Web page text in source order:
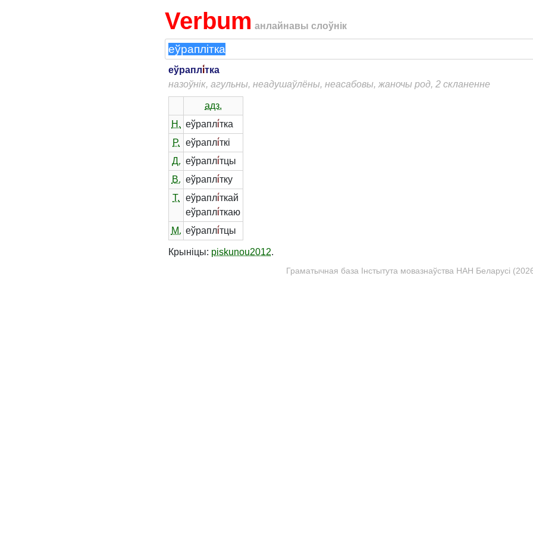
Verbum анлайнавы слоўнік
еўраплі́тка
назоўнік, агульны, неадушаўлёны, неасабовы, жаночы род, 2 скланенне
адз.
Н. еўраплі́тка
Р.
еўраплі́ткі
Д. еўраплі́тцы
В. еўраплі́тку
Т.
еўраплі́ткай
еўраплі́ткаю
М. еўраплі́тцы
Крыніцы: piskunou2012.
Граматычная база Інстытута мовазнаўства НАН Беларусі